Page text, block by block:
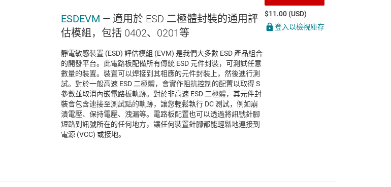
ESDEVM — 適用於 ESD 二極體封裝的通用評
估模組，包括 0402、0201等
靜電敏感裝置 (ESD) 評估模組 (EVM) 是我們大多數 ESD 產品組合
的開發平台。此電路板配備所有傳統 ESD 元件封裝，可測試任意
數量的裝置。裝置可以焊接到其相應的元件封裝上，然後進行測
試。對於一般高速 ESD 二極體，會實作阻抗控制的配置以取得 S
參數並取消內嵌電路板軌跡。對於非高速 ESD 二極體，其元件封
裝會包含連接至測試點的軌跡，讓您輕鬆執行 DC 測試，例如崩
潰電壓、保持電壓、洩漏等。電路板配置也可以透過將訊號針腳
短路到訊號所在的任何地方，讓任何裝置針腳都能輕鬆地連接到
電源 (VCC) 或接地。
$11.00 (USD)
登入以檢視庫存